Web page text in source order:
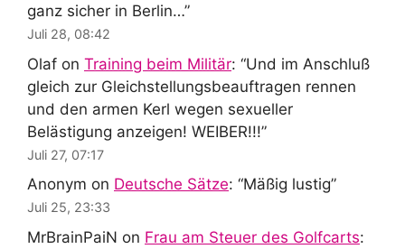
ganz sicher in Berlin…”
Juli 28, 08:42
Olaf on Training beim Militär: “Und im Anschluß
gleich zur Gleichstellungsbeauftragen rennen
und den armen Kerl wegen sexueller
Belästigung anzeigen! WEIBER!!!”
Juli 27, 07:17
Anonym on Deutsche Sätze: “Mäßig lustig”
Juli 25, 23:33
MrBrainPaiN on Frau am Steuer des Golfcarts: